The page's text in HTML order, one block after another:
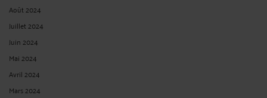
Août 2024
Juillet 2024
Juin 2024
Mai 2024
Avril 2024
Mars 2024